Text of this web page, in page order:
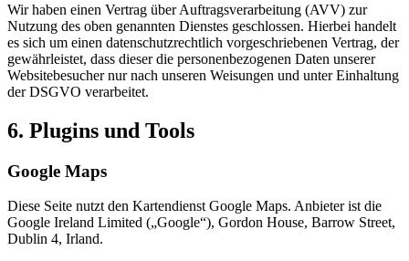
Wir haben einen Vertrag über Auftragsverarbeitung (AVV) zur
Nutzung des oben genannten Dienstes geschlossen. Hierbei handelt
es sich um einen datenschutzrechtlich vorgeschriebenen Vertrag, der
gewährleistet, dass dieser die personenbezogenen Daten unserer
Websitebesucher nur nach unseren Weisungen und unter Einhaltung
der DSGVO verarbeitet.
6. Plugins und Tools
Google Maps
Diese Seite nutzt den Kartendienst Google Maps. Anbieter ist die
Google Ireland Limited („Google“), Gordon House, Barrow Street,
Dublin 4, Irland.